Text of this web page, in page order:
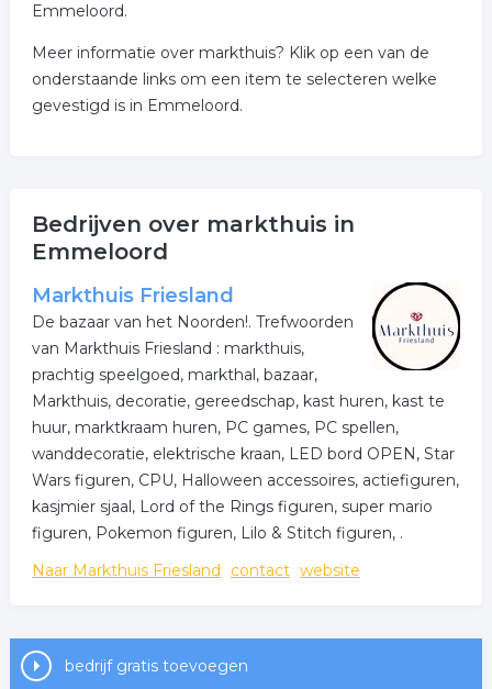
Emmeloord.
Meer informatie over markthuis? Klik op een van de
onderstaande links om een item te selecteren welke
gevestigd is in Emmeloord.
Bedrijven over markthuis in
Emmeloord
Markthuis Friesland
De bazaar van het Noorden!. Trefwoorden
van Markthuis Friesland : markthuis,
prachtig speelgoed, markthal, bazaar,
Markthuis, decoratie, gereedschap, kast huren, kast te
huur, marktkraam huren, PC games, PC spellen,
wanddecoratie, elektrische kraan, LED bord OPEN, Star
Wars figuren, CPU, Halloween accessoires, actiefiguren,
kasjmier sjaal, Lord of the Rings figuren, super mario
figuren, Pokemon figuren, Lilo & Stitch figuren, .
Naar Markthuis Friesland
contact website
bedrijf gratis toevoegen